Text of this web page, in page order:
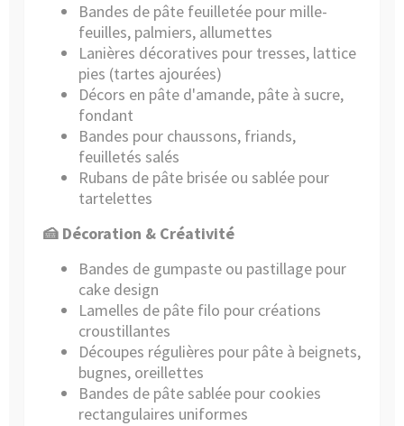
Bandes de pâte feuilletée pour mille-
feuilles, palmiers, allumettes
Lanières décoratives pour tresses, lattice
pies (tartes ajourées)
Décors en pâte d'amande, pâte à sucre,
fondant
Bandes pour chaussons, friands,
feuilletés salés
Rubans de pâte brisée ou sablée pour
tartelettes
🍰 Décoration & Créativité
Bandes de gumpaste ou pastillage pour
cake design
Lamelles de pâte filo pour créations
croustillantes
Découpes régulières pour pâte à beignets,
bugnes, oreillettes
Bandes de pâte sablée pour cookies
rectangulaires uniformes